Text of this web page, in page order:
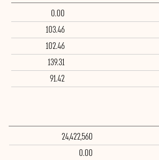
0.00
103.46
102.46
139.31
91.42
24,422,560
0.00